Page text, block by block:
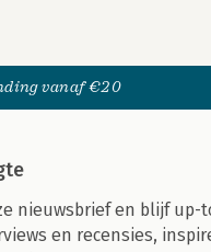
vanaf €20
nieuwsbrief en blijf up-
en recensies,